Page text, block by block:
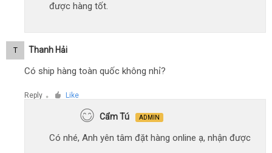
được hàng tốt.
T Thanh Hải
Có ship hàng toàn quốc không nhỉ?
Reply ● Like
Cẩm Tú ADMIN
Có nhé, Anh yên tâm đặt hàng online ạ, nhận được